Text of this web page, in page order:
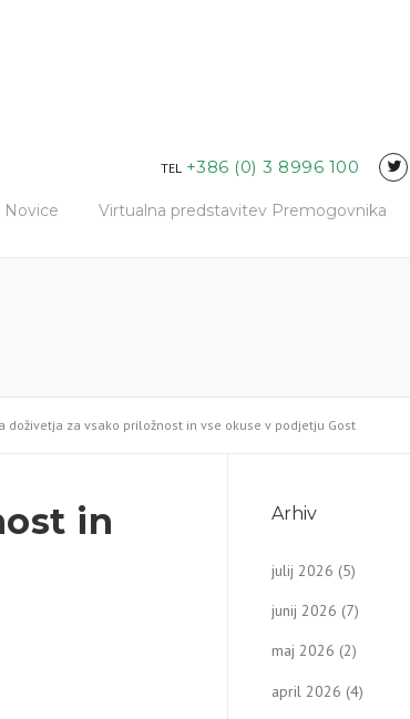
TEL +386 (0) 3 8996 100
Novice Virtualna predstavitev Premogovnika
doživetja za vsako priložnost in vse okuse v podjetju Gost
in
Arhiv
julij 2026 (5)
junij 2026 (7)
maj 2026 (2)
april 2026 (4)